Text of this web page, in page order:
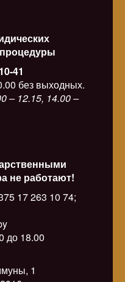
41
без выходных.
– 12.15, 14.00 –
не работают!
17 263 10 74;
до 18.00
1